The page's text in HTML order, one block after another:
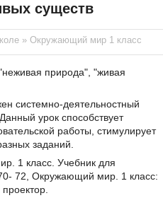
существ
» Окружающий мир 1 класс
природа", "живая
системно-деятельностный
урок способствует
работы, стимулирует
заданий.
1 класс. Учебник для
72, Окружающий мир. 1 класс: